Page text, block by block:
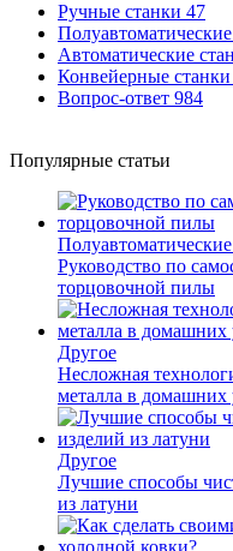
Ручные станки 47
Автоматические
Конвейерные станки
Вопрос-ответ 984
Популярные статьи
Руководство по
торцовочной пилы
Другое
Несложная
металла в домашних
Другое
Лучшие способы
из латуни